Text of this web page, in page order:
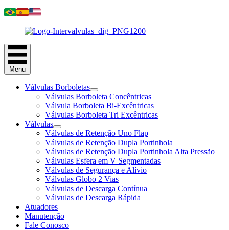
Menu
Válvulas Borboletas
Válvulas Borboleta Concêntricas
Válvula Borboleta Bi-Excêntricas
Válvulas Borboleta Tri Excêntricas
Válvulas
Válvulas de Retenção Uno Flap
Válvulas de Retenção Dupla Portinhola
Válvulas de Retenção Dupla Portinhola Alta Pressão
Válvulas Esfera em V Segmentadas
Válvulas de Segurança e Alívio
Válvulas Globo 2 Vias
Válvulas de Descarga Contínua
Válvulas de Descarga Rápida
Atuadores
Manutenção
Fale Conosco